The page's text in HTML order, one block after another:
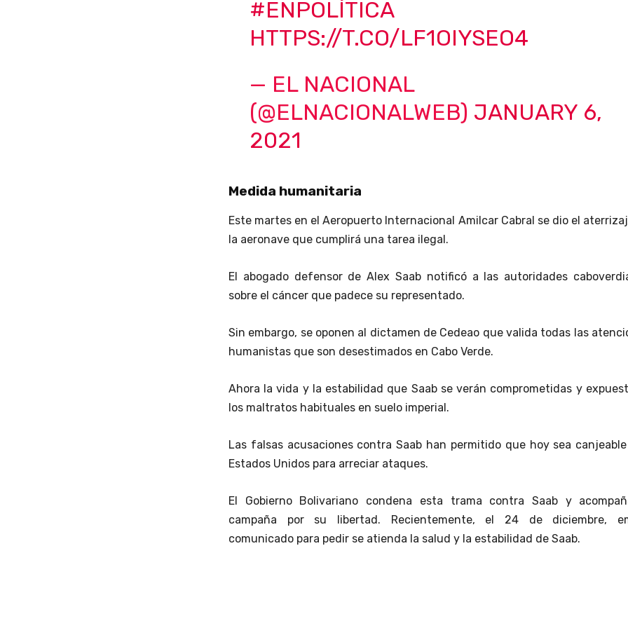
#ENPOLÍTICA
HTTPS://T.CO/LF1OIYSEO4
— EL NACIONAL
(@ELNACIONALWEB) JANUARY 6,
2021
Medida humanitaria
Este martes en el Aeropuerto Internacional Amilcar Cabral se dio el
la aeronave que cumplirá una tarea ilegal.
El abogado defensor de Alex Saab notificó a las autoridades
sobre el cáncer que padece su representado.
Sin embargo, se oponen al dictamen de Cedeao que valida todas las
humanistas que son desestimados en Cabo Verde.
Ahora la vida y la estabilidad que Saab se verán comprometidas y
los maltratos habituales en suelo imperial.
Las falsas acusaciones contra Saab han permitido que hoy sea
Estados Unidos para arreciar ataques.
El Gobierno Bolivariano condena esta trama contra Saab y
campaña por su libertad. Recientemente, el 24 de diciembre,
comunicado para pedir se atienda la salud y la estabilidad de Saab.